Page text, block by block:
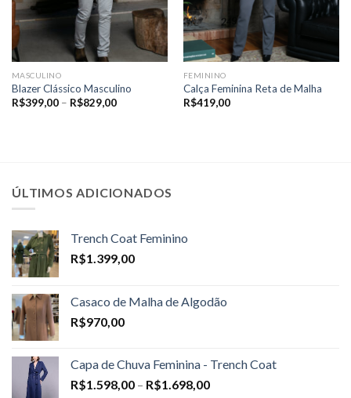
MASCULINO
Blazer Clássico Masculino
R$399,00 – R$829,00Price
FEMININO
Calça Feminina Reta de Malha
R$419,00
ÚLTIMOS ADICIONADOS
Trench Coat Feminino
R$1.399,00
Casaco de Malha de Algodão
R$970,00
Capa de Chuva Feminina - Trench Coat
R$1.598,00 – R$1.698,00Price